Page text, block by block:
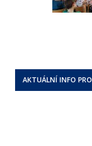
AKTUÁLNÍ INFO